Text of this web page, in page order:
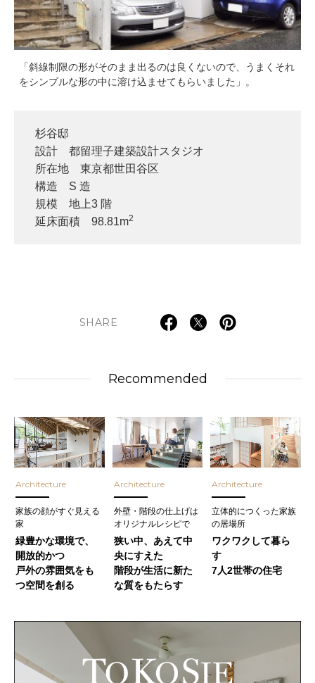
「斜線制限の形がそのまま出るのは良くないので、うまくそれ
をシンプルな形の中に溶け込ませてもらいました」。
杉谷邸
設計 都留理子建築設計スタジオ
所在地 東京都世田谷区
構造 S 造
規模 地上3 階
延床面積 98.81m2
SHARE
Recommended
Architecture
家族の顔がすぐ見える
家
緑豊かな環境で、
開放的かつ
戸外の雰囲気をも
つ空間を創る
Architecture
外壁・階段の仕上げは
オリジナルレシピで
狭い中、あえて中
央にすえた
階段が生活に新た
な質をもたらす
Architecture
立体的につくった家族
の居場所
ワクワクして暮ら
す
7人2世帯の住宅